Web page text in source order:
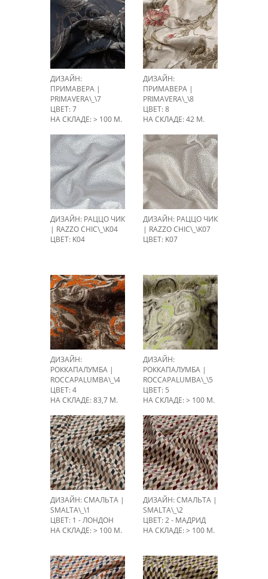
ДИЗАЙН:
ПРИМАВЕРА |
PRIMAVERA\_\7
ЦВЕТ: 7
НА СКЛАДЕ: > 100 М.
ДИЗАЙН:
ПРИМАВЕРА |
PRIMAVERA\_\8
ЦВЕТ: 8
НА СКЛАДЕ: 42 М.
ДИЗАЙН: РАЦЦО ЧИК
| RAZZO CHIC\_\K04
ЦВЕТ: K04
ДИЗАЙН: РАЦЦО ЧИК
| RAZZO CHIC\_\K07
ЦВЕТ: K07
ДИЗАЙН:
РОККАПАЛУМБА |
ROCCAPALUMBA\_\4
ЦВЕТ: 4
НА СКЛАДЕ: 83,7 М.
ДИЗАЙН:
РОККАПАЛУМБА |
ROCCAPALUMBA\_\5
ЦВЕТ: 5
НА СКЛАДЕ: > 100 М.
ДИЗАЙН: СМАЛЬТА |
SMALTA\_\1
ЦВЕТ: 1 - ЛОНДОН
НА СКЛАДЕ: > 100 М.
ДИЗАЙН: СМАЛЬТА |
SMALTA\_\2
ЦВЕТ: 2 - МАДРИД
НА СКЛАДЕ: > 100 М.